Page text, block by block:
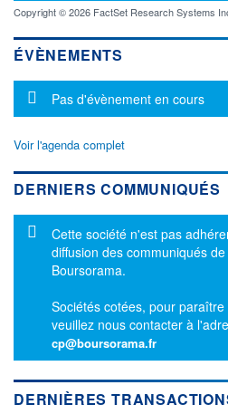
Copyright © 2026 FactSet Research Systems
ÉVÈNEMENTS
Message d'information
Pas d'évènement en cours
Voir l'agenda complet
DERNIERS COMMUNIQUÉS
Message d'information
Cette société n'est pas
diffusion des communiqués
Boursorama.
Sociétés cotées, pour
veuillez nous contacter à
cp@boursorama.fr
DERNIÈRES